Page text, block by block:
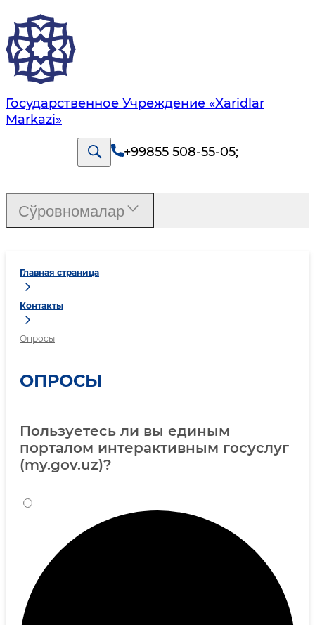
Государственное Учреждение «Xaridlar
Markazi»
+99855 508-55-05;
Главная страница
Контакты
Опросы
ОПРОСЫ
Пользуетесь ли вы единым
порталом интерактивным госуслуг
(my.gov.uz)?
Сўровномалар